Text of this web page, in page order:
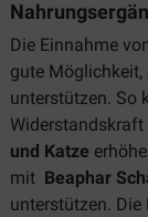
Die Einnahme
gute Möglichkeit,
unterstützen. So
und Katze
mit Beaphar
unterstützen.